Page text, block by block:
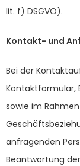
lit. f) DSGVO).
Kontakt- und
Bei der
Kontaktformular,
sowie im
anfragenden
Beantwortung